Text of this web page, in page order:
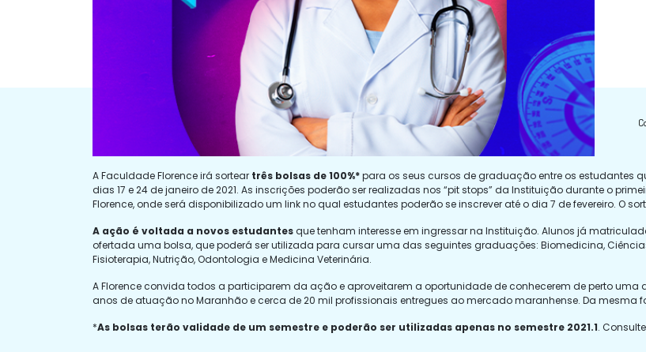
A Faculdade Florence irá sortear três bolsas de 100%*para os seus cursos de graduação entre os estudantes
dias 17 e 24 de janeiro de 2021. As inscrições poderão ser realizadas nos “pit stops” da Instituição durante o
Florence, onde será disponibilizado um link no qual estudantes poderão se inscrever até o dia 7 de fevereiro. O
A ação é voltada a novos estudantesque tenham interesse em ingressar na Instituição. Alunos já
ofertada uma bolsa, que poderá ser utilizada para cursar uma das seguintes graduações: Biomedicina,
Fisioterapia, Nutrição, Odontologia e Medicina Veterinária.
A Florence convida todos a participarem da ação e aproveitarem a oportunidade de conhecerem de perto uma
anos de atuação no Maranhão e cerca de 20 mil profissionais entregues ao mercado maranhense. Da mesma
*As bolsas terão validade de um semestre e poderão ser utilizadas apenas no semestre 2021.1.